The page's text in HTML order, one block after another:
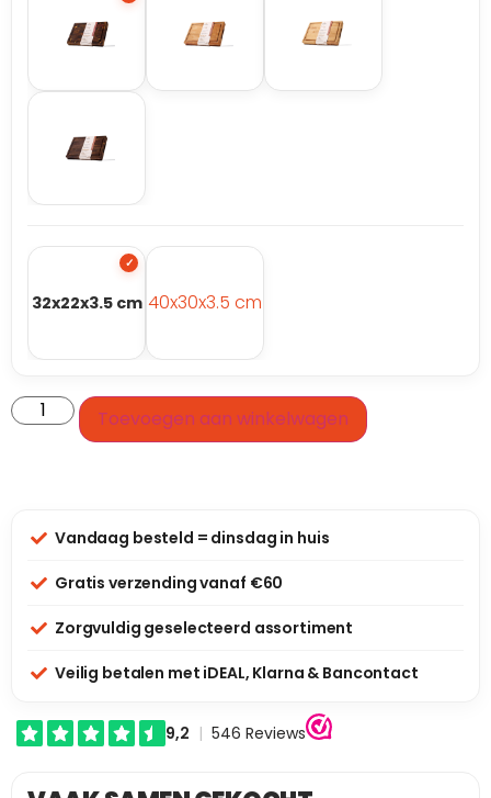
32x22x3.5 cm 40x30x3.5 cm
Toevoegen aan winkelwagen
Vandaag besteld = dinsdag in huis
Gratis verzending vanaf €60
Zorgvuldig geselecteerd assortiment
Veilig betalen met iDEAL, Klarna & Bancontact